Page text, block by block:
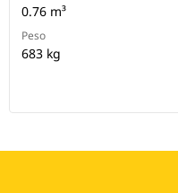
0.76 m³
Peso
683 kg